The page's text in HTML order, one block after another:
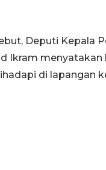
Deputi Kepala
Ikram
di lapangan